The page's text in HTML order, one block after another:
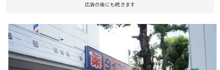
広告の後にも続きます